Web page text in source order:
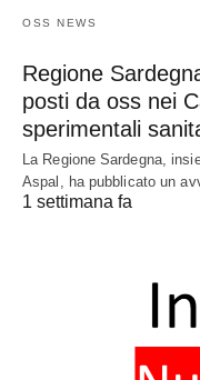
OSS NEWS
Regione
posti da oss nei
sperimentali
La Regione Sardegna,
Aspal, ha pubblicato un
1 settimana fa